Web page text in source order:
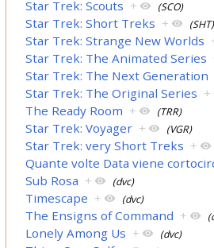
Star Trek: Scouts + (SCO)
Star Trek: Short Treks + (SHT)
Star Trek: Strange New Worlds
Star Trek: The Animated Series
Star Trek: The Next Generation
Star Trek: The Original Series +
The Ready Room + (TRR)
Star Trek: Voyager + (VGR)
Star Trek: very Short Treks +
Quante volte Data viene
Sub Rosa + (dvc)
Timescape + (dvc)
The Ensigns of Command +
Lonely Among Us + (dvc)